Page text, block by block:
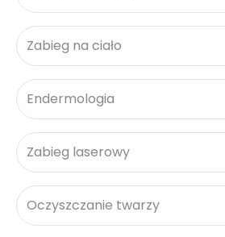
Zabieg na ciało
Endermologia
Zabieg laserowy
Oczyszczanie twarzy